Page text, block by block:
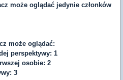
może oglądać jedynie członków
może oglądać:
perspektywy: 1
osobie: 2
3